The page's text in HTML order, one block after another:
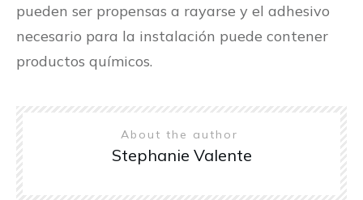
pueden ser propensas a rayarse y el adhesivo
necesario para la instalación puede contener
productos químicos.
About the author
Stephanie Valente